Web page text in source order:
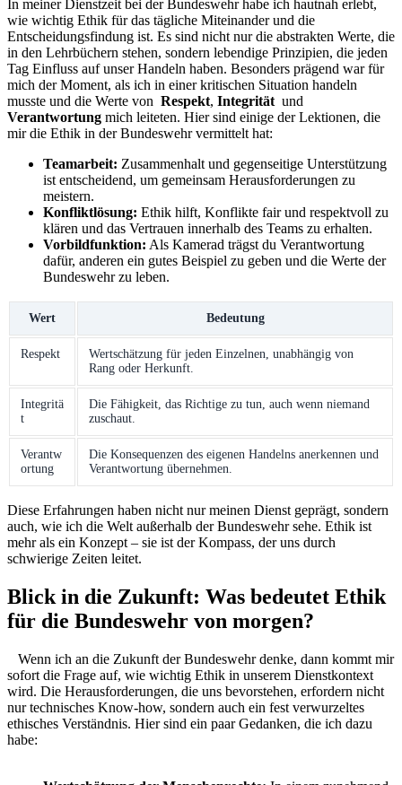
In meiner Dienstzeit bei der ⁣Bundeswehr habe ich hautnah erlebt,
wie wichtig Ethik für das tägliche Miteinander und ‍die
Entscheidungsfindung ist. Es⁢ sind nicht nur die ‍abstrakten Werte,⁤ die
in den Lehrbüchern stehen, sondern⁣ lebendige ⁣Prinzipien, die jeden
Tag Einfluss auf unser Handeln haben. Besonders ‌prägend ⁣war für
mich⁢ der Moment, als ‍ich in einer kritischen Situation handeln ​
musste ‍und⁣ die ​Werte‍ von ‍ Respekt, Integrität ​ und ‌
Verantwortung mich leiteten. Hier⁣ sind einige der Lektionen, die
mir die ‌Ethik​ in‍ der Bundeswehr vermittelt hat:
Teamarbeit: Zusammenhalt⁢ und gegenseitige ⁤Unterstützung
ist entscheidend, um‍ gemeinsam Herausforderungen zu
meistern.
Konfliktlösung: ​Ethik hilft, Konflikte fair und respektvoll zu
klären und das​ Vertrauen innerhalb des⁢ Teams zu ‍erhalten.
Vorbildfunktion: Als ​Kamerad trägst du⁤ Verantwortung
‍dafür, anderen ein ⁤gutes Beispiel zu ‌geben und ‍die Werte der
Bundeswehr ‍zu leben.
Wert Bedeutung
Respekt
Wertschätzung für jeden Einzelnen, unabhängig von
Rang oder Herkunft.
Integritä
t
Die⁣ Fähigkeit, ⁣das Richtige zu tun, auch ‌wenn ‍niemand
⁣zuschaut.
Verantw
ortung
Die Konsequenzen ‌des eigenen‌ Handelns anerkennen und
​Verantwortung übernehmen.
Diese ⁤Erfahrungen haben nicht ​nur meinen ​Dienst geprägt, sondern
‌auch, wie‍ ich die⁢ Welt ​außerhalb ‍der Bundeswehr sehe. Ethik⁢ ist
mehr‍ als ein Konzept‍ – sie ist der Kompass, der uns ⁢durch
schwierige Zeiten leitet.
Blick in die ⁤Zukunft: ⁤Was bedeutet‌ Ethik
für die Bundeswehr von morgen?
⁣​ ⁢ ‍ Wenn ich‌ an ‌die Zukunft der ⁢Bundeswehr ⁢denke, dann kommt mir
sofort ⁢die ⁢Frage auf, wie wichtig⁣ Ethik in unserem Dienstkontext
wird.​ Die Herausforderungen,‍ die uns⁣ bevorstehen, erfordern nicht
nur technisches Know-how,⁤ sondern auch ein fest verwurzeltes
ethisches Verständnis. Hier ‌sind ein‌ paar Gedanken,‍ die ich dazu
habe: